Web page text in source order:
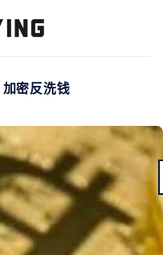
加密反洗钱